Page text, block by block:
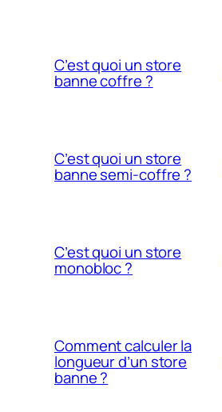
C’est quoi un store
banne coffre ?
C’est quoi un store
banne semi-coffre ?
C’est quoi un store
monobloc ?
Comment calculer la
longueur d’un store
banne ?